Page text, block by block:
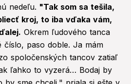
nedeľu. "Tak som sa tešila,
kroj, to iba vďaka vám,
Okrem ľudového tanca
číslo, paso doble. Ja mám
spoločenských tancov zatiaľ
ľahko to vyzerá… Bodaj by